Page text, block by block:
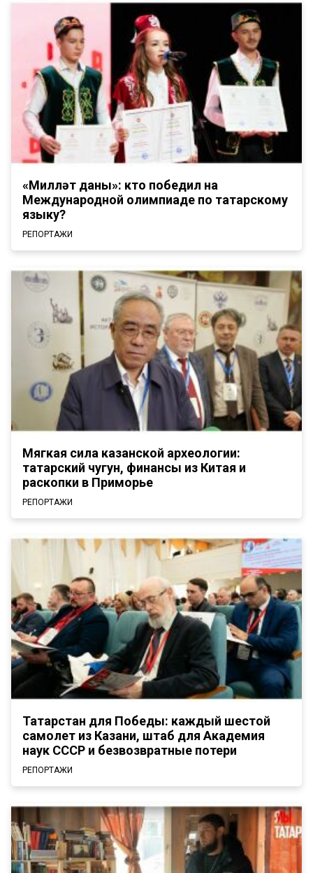
«Милләт даны»: кто победил на
Международной олимпиаде по татарскому
языку?
РЕПОРТАЖИ
Мягкая сила казанской археологии:
татарский чугун, финансы из Китая и
раскопки в Приморье
РЕПОРТАЖИ
Татарстан для Победы: каждый шестой
самолет из Казани, штаб для Академия
наук СССР и безвозвратные потери
РЕПОРТАЖИ